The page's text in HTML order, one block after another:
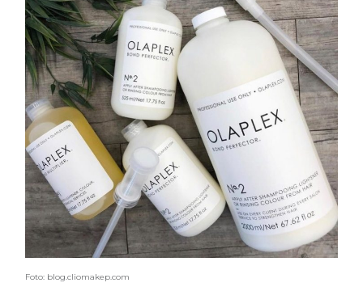
Foto: blog.cliomakep.com